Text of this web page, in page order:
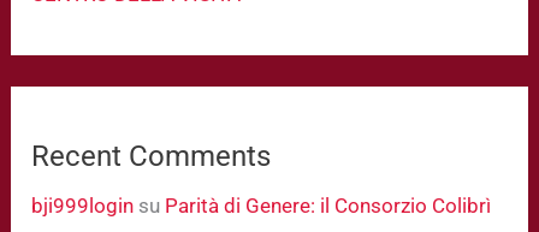
Recent Comments
bji999login su Parità di Genere: il Consorzio Colibrì